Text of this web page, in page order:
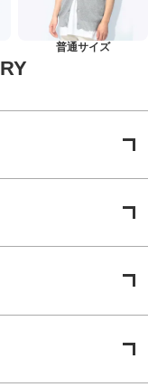
普通サイズ